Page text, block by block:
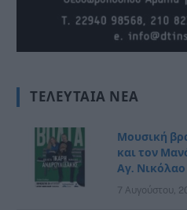
ΤΕΛΕΥΤΑΊΑ ΝΈΑ
Μουσική
και τον
Αγ.
7 Αυγούστου,